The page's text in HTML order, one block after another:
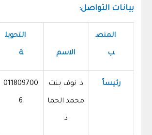
بيانات التواصل:
المنص
ب الاسم
التحويل
ة
رئيساً د. نوف بنت
محمد الحما
د
011809700
6